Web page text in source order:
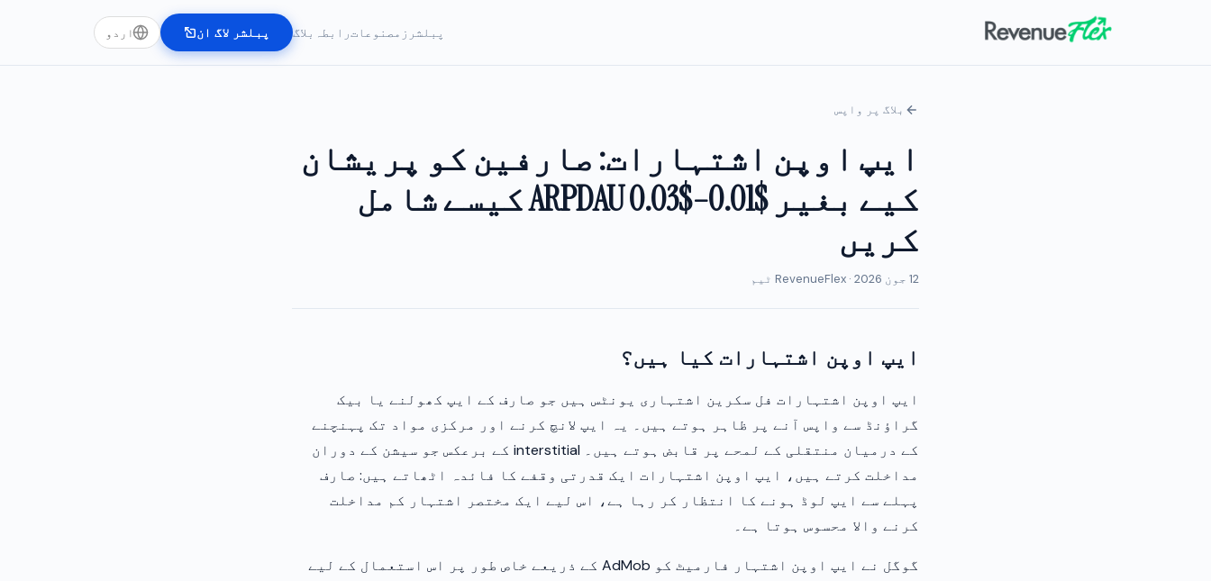
پبلشرز مصنوعاترابطہ بلاگ پبلشر لاگ ان اردو
بلاگ پر واپس
ایپ اوپن اشتہارات: صارفین کو پریشان
کیے بغیر $0.01–$0.03 ARPDAU کیسے شامل
کریں
12 جون 2026 · RevenueFlex ٹیم
ایپ اوپن اشتہارات کیا ہیں؟
ایپ اوپن اشتہارات فل سکرین اشتہاری یونٹس ہیں جو صارف کے ایپ کھولنے یا بیک
گراؤنڈ سے واپس آنے پر ظاہر ہوتے ہیں۔ یہ ایپ لانچ کرنے اور مرکزی مواد تک پہنچنے
کے درمیان منتقلی کے لمحے پر قابض ہوتے ہیں۔ interstitial کے برعکس جو سیشن کے دوران
مداخلت کرتے ہیں، ایپ اوپن اشتہارات ایک قدرتی وقفے کا فائدہ اٹھاتے ہیں: صارف
پہلے سے ایپ لوڈ ہونے کا انتظار کر رہا ہے، اس لیے ایک مختصر اشتہار کم مداخلت
کرنے والا محسوس ہوتا ہے۔
گوگل نے ایپ اوپن اشتہار فارمیٹ کو AdMob کے ذریعے خاص طور پر اس استعمال کے لیے